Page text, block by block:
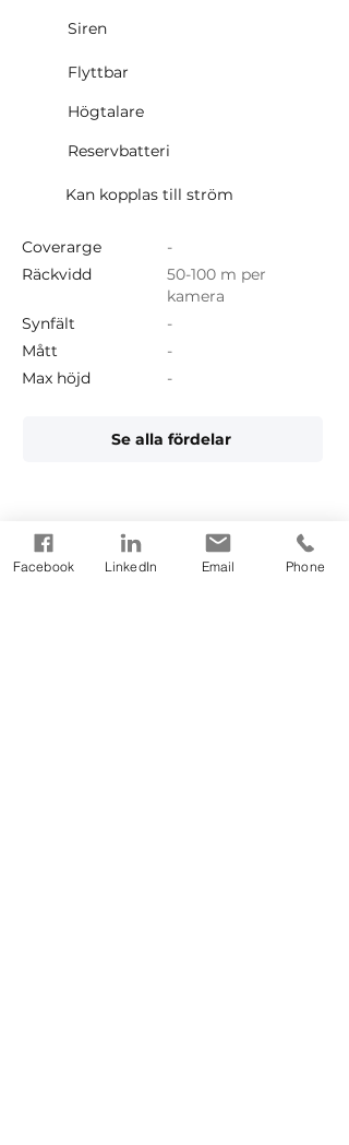
Siren
Flyttbar
Högtalare
Reservbatteri
Kan kopplas till ström
Coverarge
-
Räckvidd
50-100 m per
kamera
Synfält
-
Mått
-
Max höjd
-
Se alla fördelar
Vanliga frågor
Facebook LinkedIn Email Phone